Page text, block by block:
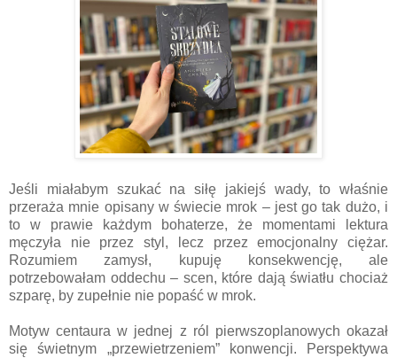
Jeśli miałabym szukać na siłę jakiejś wady, to właśnie
przeraża mnie opisany w świecie mrok – jest go tak dużo, i
to w prawie każdym bohaterze, że momentami lektura
męczyła nie przez styl, lecz przez emocjonalny ciężar.
Rozumiem zamysł, kupuję konsekwencję, ale
potrzebowałam oddechu – scen, które dają światłu chociaż
szparę, by zupełnie nie popaść w mrok.
Motyw centaura w jednej z ról pierwszoplanowych okazał
się świetnym „przewietrzeniem” konwencji. Perspektywa